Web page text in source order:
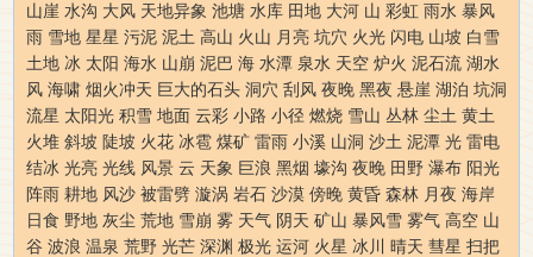
山崖 水沟 大风 天地异象 池塘 水库 田地 大河 山 彩虹 雨水 暴风
雨 雪地 星星 污泥 泥土 高山 火山 月亮 坑穴 火光 闪电 山坡 白雪
土地 冰 太阳 海水 山崩 泥巴 海 水潭 泉水 天空 炉火 泥石流 湖水
风 海啸 烟火冲天 巨大的石头 洞穴 刮风 夜晚 黑夜 悬崖 湖泊 坑洞
流星 太阳光 积雪 地面 云彩 小路 小径 燃烧 雪山 丛林 尘土 黄土
火堆 斜坡 陡坡 火花 冰雹 煤矿 雷雨 小溪 山洞 沙土 泥潭 光 雷电
结冰 光亮 光线 风景 云 天象 巨浪 黑烟 壕沟 夜晚 田野 瀑布 阳光
阵雨 耕地 风沙 被雷劈 漩涡 岩石 沙漠 傍晚 黄昏 森林 月夜 海岸
日食 野地 灰尘 荒地 雪崩 雾 天气 阴天 矿山 暴风雪 雾气 高空 山
谷 波浪 温泉 荒野 光芒 深渊 极光 运河 火星 冰川 晴天 彗星 扫把